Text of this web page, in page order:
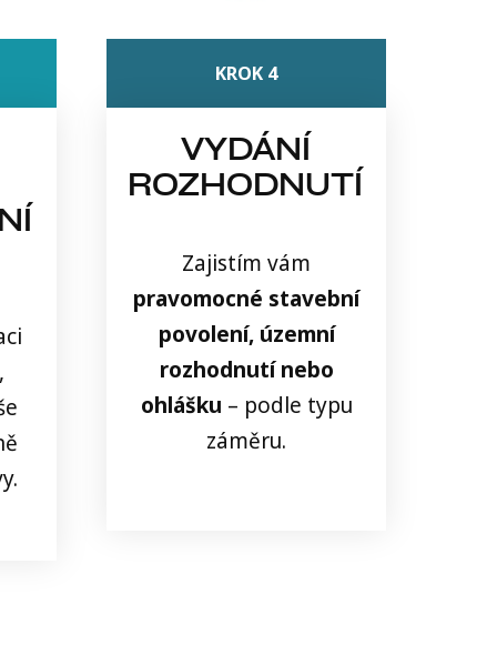
KROK 4
VYDÁNÍ
ROZHODNUTÍ
Zajistím vám
pravomocné stavební
povolení, územní
rozhodnutí nebo
ohlášku – podle typu
záměru.